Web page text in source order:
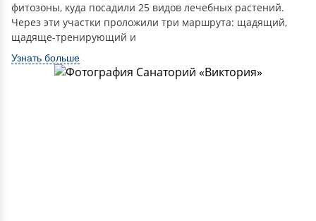
фитозоны, куда посадили 25 видов лечебных растений.
Через эти участки проложили три маршрута: щадящий,
щадяще-тренирующий и
Узнать больше